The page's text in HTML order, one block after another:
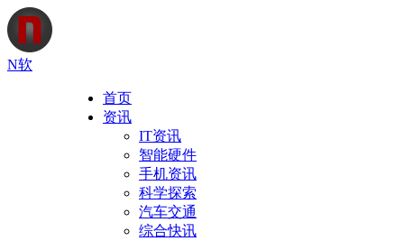
N软
首页
资讯
IT资讯
智能硬件
手机资讯
科学探索
汽车交通
综合快讯